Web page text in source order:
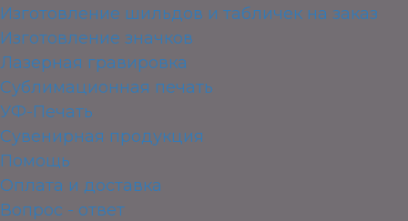
Изготовление шильдов и табличек на заказ
Изготовление значков
Лазерная гравировка
Сублимационная печать
УФ-Печать
Сувенирная продукция
Помощь
Оплата и доставка
Вопрос - ответ